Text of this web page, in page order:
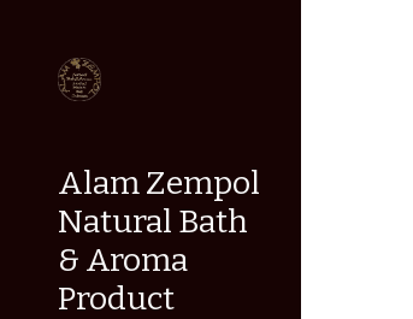
Alam Zempol
Natural Bath
& Aroma
Product